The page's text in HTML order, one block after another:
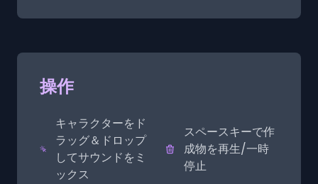
操作
キャラクターをド
ラッグ＆ドロップ
してサウンドをミ
ックス
スペースキーで作
成物を再生/一時
停止